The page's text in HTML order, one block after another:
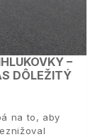
–
DÔLEŽITÝ
na to, aby